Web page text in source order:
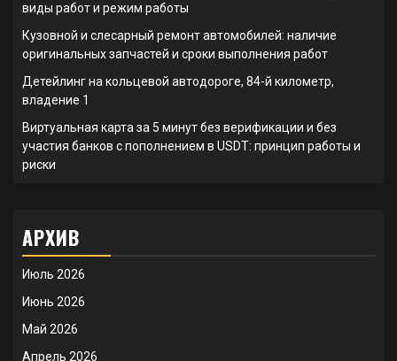
виды работ и режим работы
Кузовной и слесарный ремонт автомобилей: наличие
оригинальных запчастей и сроки выполнения работ
Детейлинг на кольцевой автодороге, 84-й километр,
владение 1
Виртуальная карта за 5 минут без верификации и без
участия банков с пополнением в USDT: принцип работы и
риски
АРХИВ
Июль 2026
Июнь 2026
Май 2026
Апрель 2026